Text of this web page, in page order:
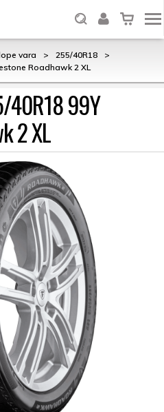
vara > 255/40R18
>
Roadhawk 2 XL
40R18 99Y
2 XL